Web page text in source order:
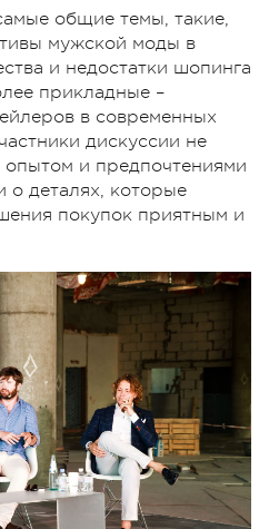
общие темы, такие,
мужской моды в
и недостатки шопинга
прикладные –
в современных
дискуссии не
опытом и предпочтениями
о деталях, которые
покупок приятным и